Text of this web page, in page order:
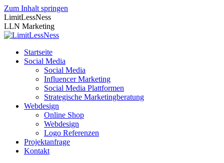
Zum Inhalt springen
LimitLessNess
LLN Marketing
Startseite
Social Media
Social Media
Influencer Marketing
Social Media Plattformen
Strategische Marketingberatung
Webdesign
Online Shop
Webdesign
Logo Referenzen
Projektanfrage
Kontakt